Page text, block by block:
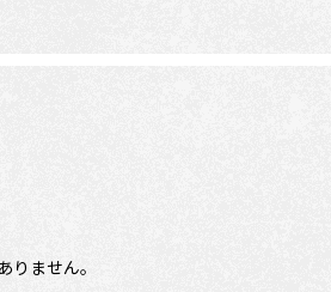
りません。